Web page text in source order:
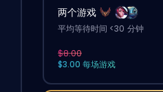
两个游戏
平均等待时间 <30 分钟
$8.00
$3.00 每场游戏